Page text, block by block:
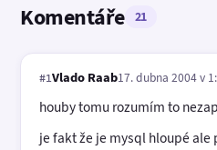
Komentáře 21
#1Vlado Raab17. dubna 2004 v
houby tomu rozumím to
je fakt že je mysql hloupé ale